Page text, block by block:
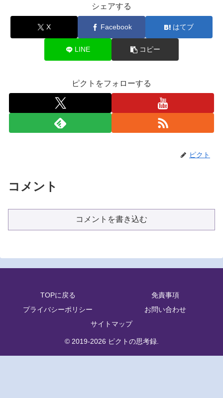
シェアする
X Facebook はてブ
LINE コピー
ピクトをフォローする
ピクト
コメント
コメントを書き込む
TOPに戻る
免責事項
プライバシーポリシー
お問い合わせ
サイトマップ
© 2019-2026 ピクトの思考録.